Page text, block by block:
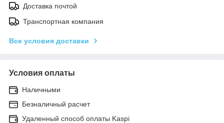
Доставка почтой
Транспортная компания
Все условия доставки
Условия оплаты
Наличными
Безналичный расчет
Удаленный способ оплаты Kaspi